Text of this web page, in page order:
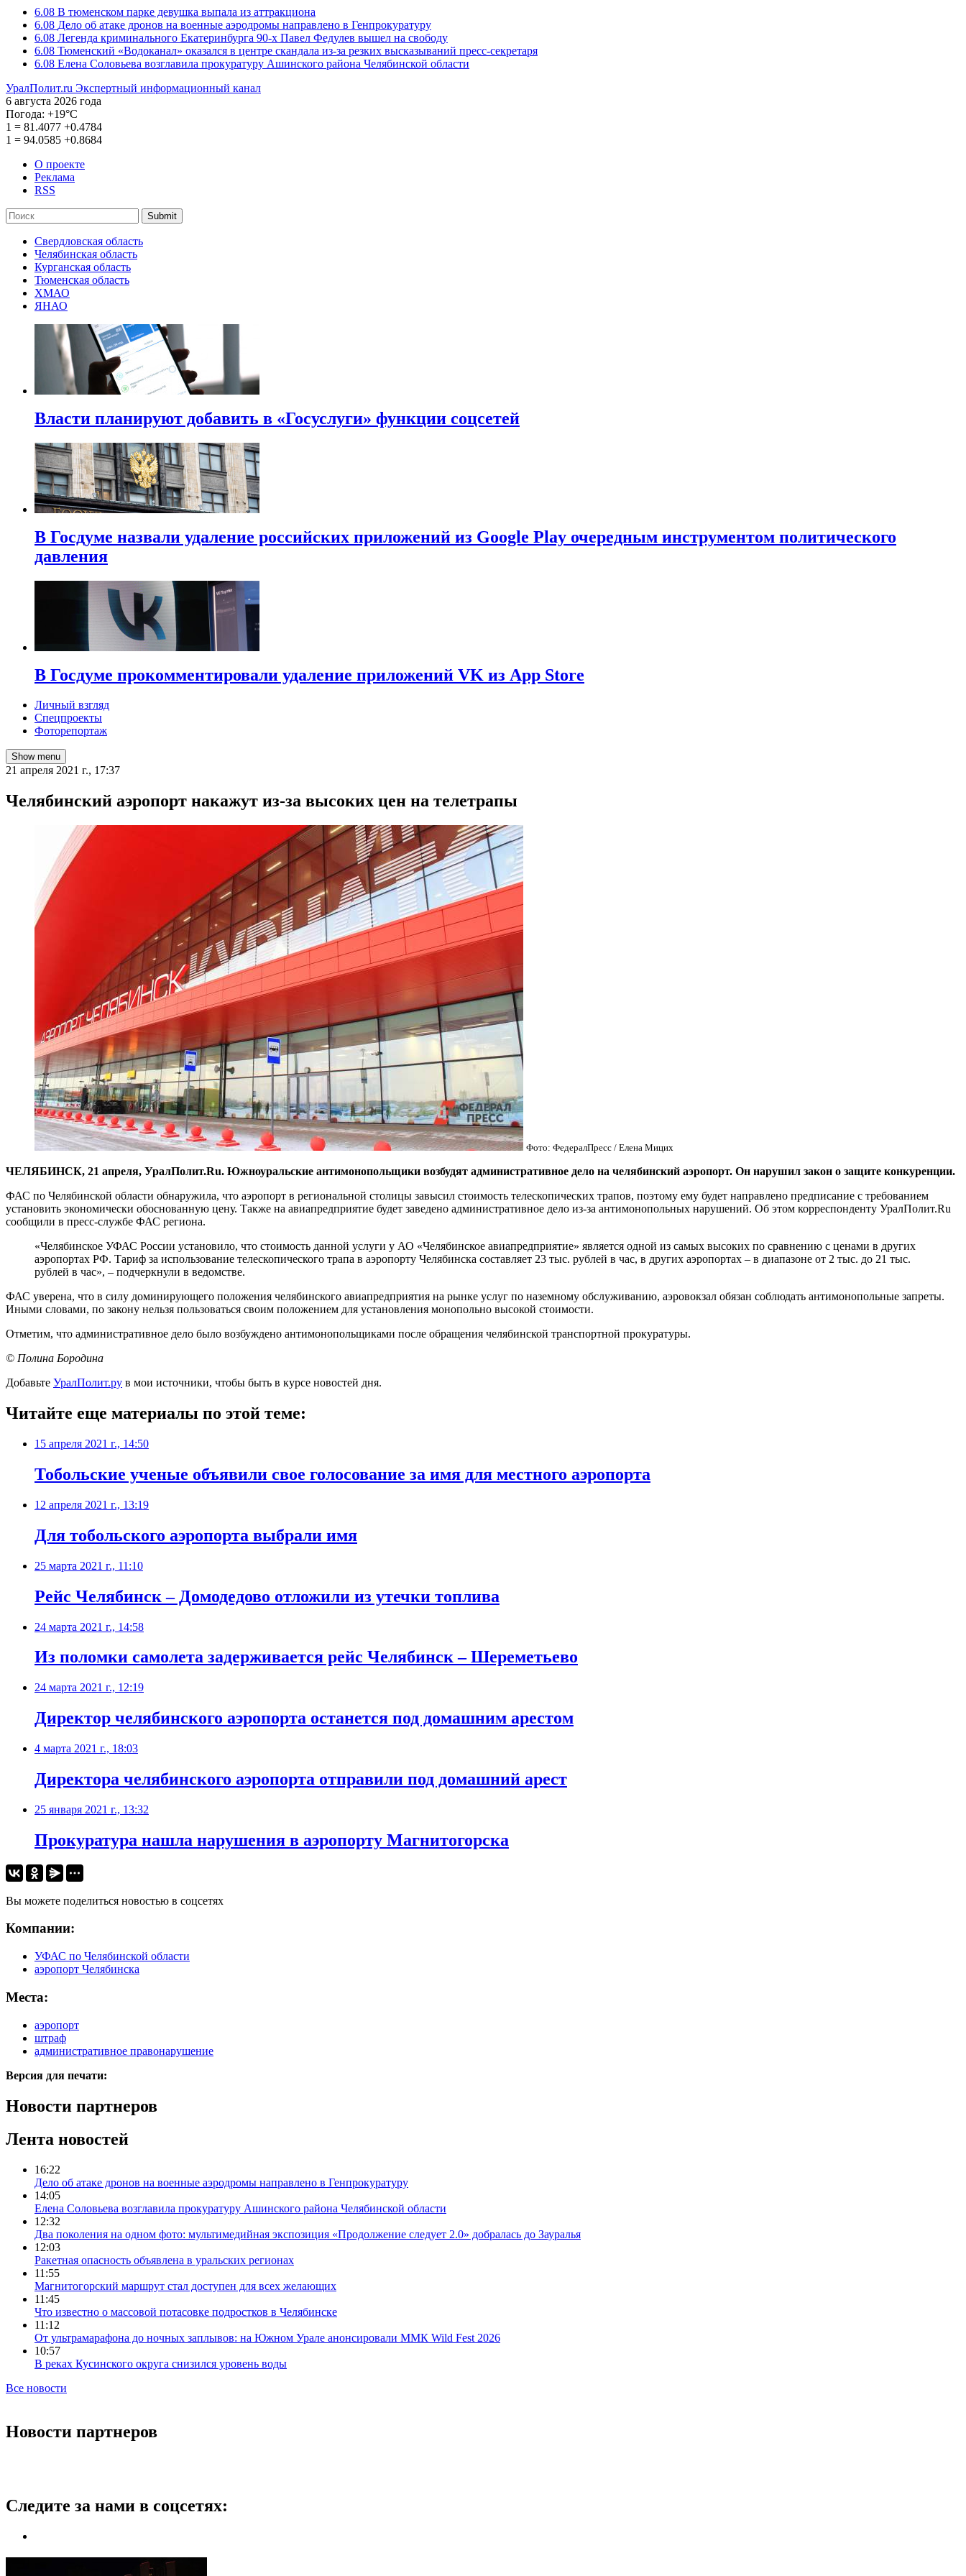
6.08 В тюменском парке девушка выпала из аттракциона
6.08 Дело об атаке дронов на военные аэродромы направлено в Генпрокуратуру
6.08 Легенда криминального Екатеринбурга 90-х Павел Федулев вышел на свободу
6.08 Тюменский «Водоканал» оказался в центре скандала из-за резких высказываний пресс-секретаря
6.08 Елена Соловьева возглавила прокуратуру Ашинского района Челябинской области
УралПолит.ru Экспертный информационный канал
6 августа 2026 года
Погода: +19°С
1 = 81.4077 +0.4784
1 = 94.0585 +0.8684
О проекте
Реклама
RSS
Submit
Свердловская область
Челябинская область
Курганская область
Тюменская область
ХМАО
ЯНАО
Власти планируют добавить в «Госуслуги» функции соцсетей
В Госдуме назвали удаление российских приложений из Google Play очередным инструментом политического
давления
В Госдуме прокомментировали удаление приложений VK из App Store
Личный взгляд
Спецпроекты
Фоторепортаж
Show menu
21 апреля 2021 г., 17:37
​Челябинский аэропорт накажут из-за высоких цен на телетрапы
Фото: ФедералПресс / Елена Мицих
ЧЕЛЯБИНСК, 21 апреля, УралПолит.Ru. Южноуральские антимонопольщики возбудят административное дело на челябинский аэропорт. Он нарушил закон о защите конкуренции.
ФАС по Челябинской области обнаружила, что аэропорт в региональной столицы завысил стоимость телескопических трапов, поэтому ему будет направлено предписание с требованием
установить экономически обоснованную цену. Также на авиапредприятие будет заведено административное дело из-за антимонопольных нарушений. Об этом корреспонденту УралПолит.Ru
сообщили в пресс-службе ФАС региона.
«Челябинское УФАС России установило, что стоимость данной услуги у АО «Челябинское авиапредприятие» является одной из самых высоких по сравнению с ценами в других
аэропортах РФ. Тариф за использование телескопического трапа в аэропорту Челябинска составляет 23 тыс. рублей в час, в других аэропортах – в диапазоне от 2 тыс. до 21 тыс.
рублей в час», – подчеркнули в ведомстве.
ФАС уверена, что в силу доминирующего положения челябинского авиапредприятия на рынке услуг по наземному обслуживанию, аэровокзал обязан соблюдать антимонопольные запреты.
Иными словами, по закону нельзя пользоваться своим положением для установления монопольно высокой стоимости.
Отметим, что административное дело было возбуждено антимонопольщиками после обращения челябинской транспортной прокуратуры.
© Полина Бородина
Добавьте УралПолит.ру в мои источники, чтобы быть в курсе новостей дня.
Читайте еще материалы по этой теме:
15 апреля 2021 г., 14:50
​Тобольские ученые объявили свое голосование за имя для местного аэропорта
12 апреля 2021 г., 13:19
Для тобольского аэропорта выбрали имя
25 марта 2021 г., 11:10
​Рейс Челябинск – Домодедово отложили из утечки топлива
24 марта 2021 г., 14:58
​Из поломки самолета задерживается рейс Челябинск – Шереметьево
24 марта 2021 г., 12:19
​Директор челябинского аэропорта останется под домашним арестом
4 марта 2021 г., 18:03
​Директора челябинского аэропорта отправили под домашний арест
25 января 2021 г., 13:32
​Прокуратура нашла нарушения в аэропорту Магнитогорска
Вы можете поделиться новостью в соцсетях
Компании:
УФАС по Челябинской области
аэропорт Челябинска
Места:
аэропорт
штраф
административное правонарушение
Версия для печати:
Новости партнеров
Лента новостей
16:22
Дело об атаке дронов на военные аэродромы направлено в Генпрокуратуру
14:05
Елена Соловьева возглавила прокуратуру Ашинского района Челябинской области
12:32
Два поколения на одном фото: мультимедийная экспозиция «Продолжение следует 2.0» добралась до Зауралья
12:03
Ракетная опасность объявлена в уральских регионах
11:55
Магнитогорский маршрут стал доступен для всех желающих
11:45
Что известно о массовой потасовке подростков в Челябинске
11:12
От ультрамарафона до ночных заплывов: на Южном Урале анонсировали ММК Wild Fest 2026
10:57
В реках Кусинского округа снизился уровень воды
Все новости
Новости партнеров
Следите за нами в соцсетях: